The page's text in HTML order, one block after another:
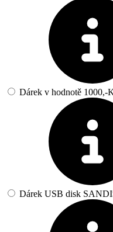
Dárek v hodnotě 1000,-
Dárek USB disk